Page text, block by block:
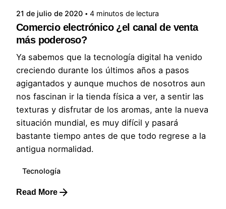
21 de julio de 2020 4 minutos de lectura
Comercio electrónico ¿el canal de venta
más poderoso?
Ya sabemos que la tecnología digital ha venido
creciendo durante los últimos años a pasos
agigantados y aunque muchos de nosotros aun
nos fascinan ir la tienda física a ver, a sentir las
texturas y disfrutar de los aromas, ante la nueva
situación mundial, es muy difícil y pasará
bastante tiempo antes de que todo regrese a la
antigua normalidad.
Tecnología
Read More